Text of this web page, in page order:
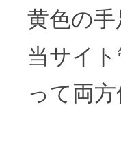
黄色の
当サイ
って両方